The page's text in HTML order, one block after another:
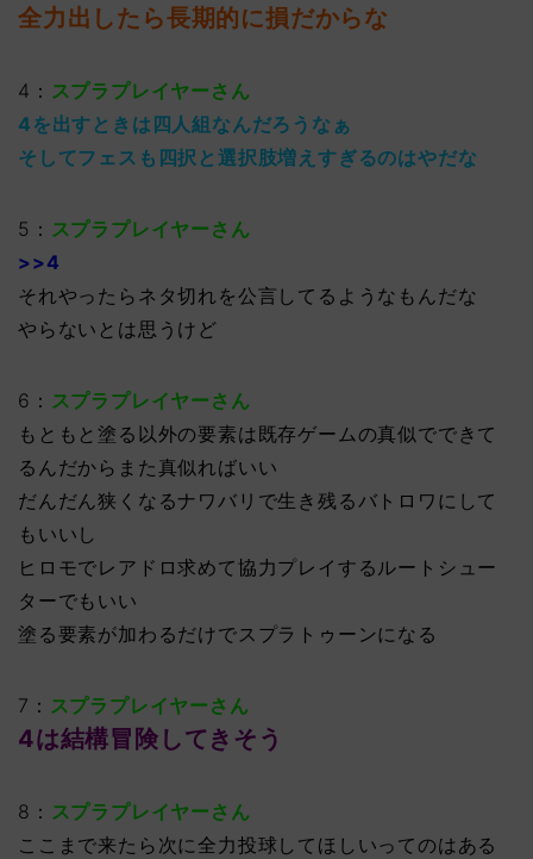
全力出したら長期的に損だからな
4： スプラプレイヤーさん
4を出すときは四人組なんだろうなぁ
そしてフェスも四択と選択肢増えすぎるのはやだな
5： スプラプレイヤーさん
>>4
それやったらネタ切れを公言してるようなもんだな
やらないとは思うけど
6： スプラプレイヤーさん
もともと塗る以外の要素は既存ゲームの真似でできて
るんだからまた真似ればいい
だんだん狭くなるナワバリで生き残るバトロワにして
もいいし
ヒロモでレアドロ求めて協力プレイするルートシュー
ターでもいい
塗る要素が加わるだけでスプラトゥーンになる
7： スプラプレイヤーさん
4は結構冒険してきそう
8： スプラプレイヤーさん
ここまで来たら次に全力投球してほしいってのはある